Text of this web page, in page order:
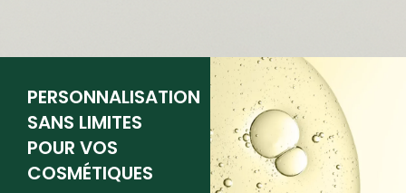
PERSONNALISATION
SANS LIMITES
POUR VOS
COSMÉTIQUES